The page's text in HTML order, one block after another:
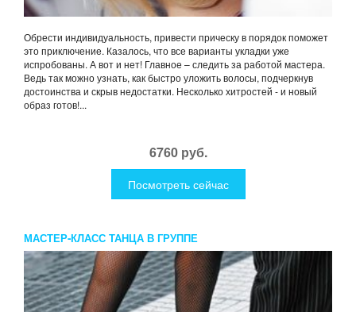
Обрести индивидуальность, привести прическу в порядок поможет
это приключение. Казалось, что все варианты укладки уже
испробованы. А вот и нет! Главное – следить за работой мастера.
Ведь так можно узнать, как быстро уложить волосы, подчеркнув
достоинства и скрыв недостатки. Несколько хитростей - и новый
образ готов!...
6760 руб.
Посмотреть сейчас
МАСТЕР-КЛАСС ТАНЦА В ГРУППЕ